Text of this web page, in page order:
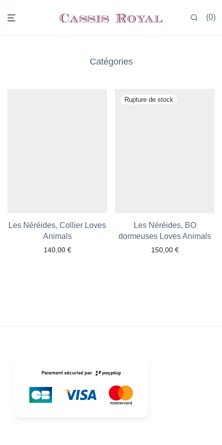
0
Catégories
Les Néréides, Collier Loves
Animals
140,00 €
Les Néréides, BO
dormeuses Loves Animals
150,00 €